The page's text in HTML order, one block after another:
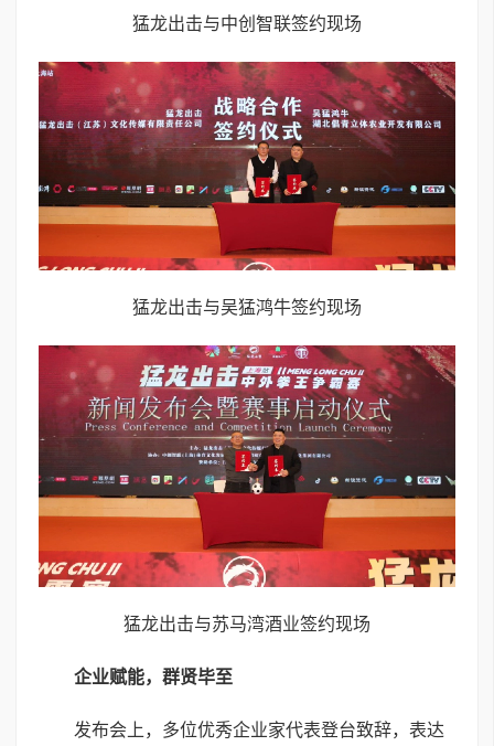
猛龙出击与中创智联签约现场
猛龙出击与吴猛鸿牛签约现场
猛龙出击与苏马湾酒业签约现场
企业赋能，群贤毕至
发布会上，多位优秀企业家代表登台致辞，表达